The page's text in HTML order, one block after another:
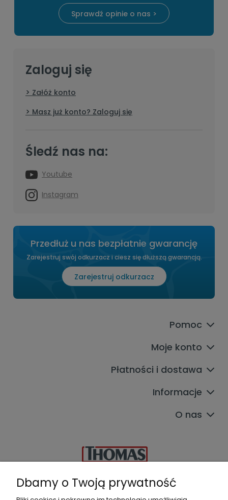
Sprawdź opinie o nas >
Zaloguj się
Załóż konto
Masz już konto? Zaloguj się
Śledź nas na:
Youtube
Instagram
Przedłuż u nas bezpłatnie gwarancję
Zarejestruj swój odkurzacz i ciesz się dłuższą gwarancją.
Zarejestruj odkurzacz
Pomoc
Moje konto
Płatności i dostawa
Informacje
O nas
Autoryzowany
Dbamy o Twoją prywatność